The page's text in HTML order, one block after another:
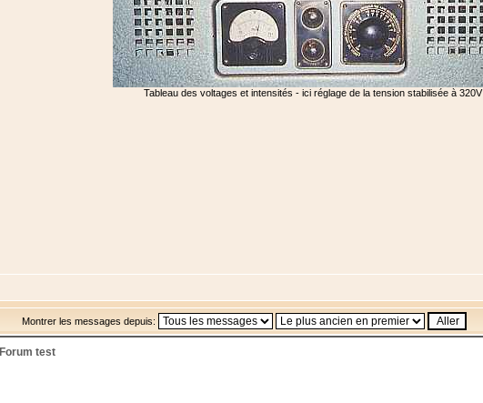
Tableau des voltages et intensités - ici réglage de la tension stabilisée à 320V
Montrer les messages depuis:
Forum test